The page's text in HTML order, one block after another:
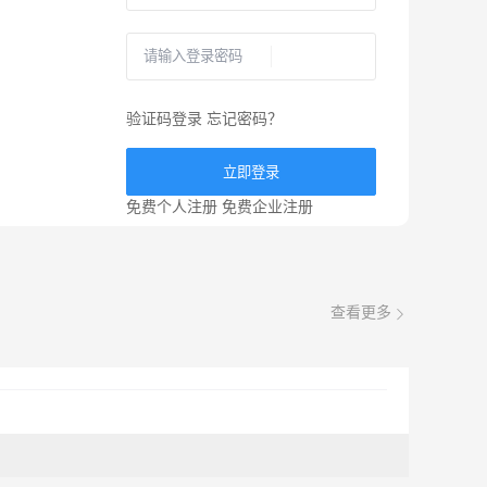
验证码登录 忘记密码？
立即登录
免费个人注册 免费企业注册
查看更多